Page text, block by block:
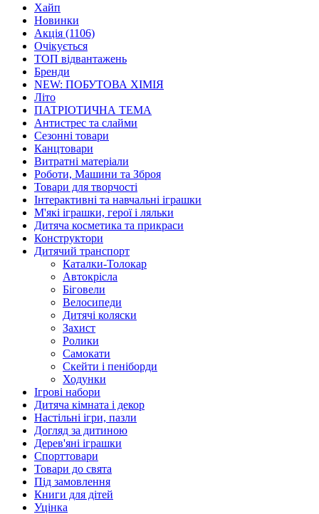
Хайп
Новинки
Акція (1106)
Очікується
ТОП відвантажень
Бренди
NEW: ПОБУТОВА ХІМІЯ
Літо
ПАТРІОТИЧНА ТЕМА
Антистрес та слайми
Сезонні товари
Канцтовари
Витратні матеріали
Роботи, Машини та Зброя
Товари для творчості
Інтерактивні та навчальні іграшки
М'які іграшки, герої і ляльки
Дитяча косметика та прикраси
Конструктори
Дитячий транспорт
Каталки-Толокар
Автокрісла
Біговели
Велосипеди
Дитячі коляски
Захист
Ролики
Самокати
Скейти і пеніборди
Ходунки
Ігрові набори
Дитяча кімната і декор
Настільні ігри, пазли
Догляд за дитиною
Дерев'яні іграшки
Спорттовари
Товари до свята
Під замовлення
Книги для дітей
Уцінка